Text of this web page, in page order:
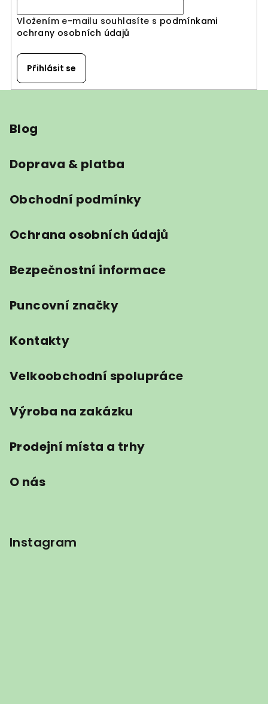
Vložením e-mailu souhlasíte s podmínkami
ochrany osobních údajů
Přihlásit se
Blog
Doprava & platba
Obchodní podmínky
Ochrana osobních údajů
Bezpečnostní informace
Puncovní značky
Kontakty
Velkoobchodní spolupráce
Výroba na zakázku
Prodejní místa a trhy
O nás
Instagram